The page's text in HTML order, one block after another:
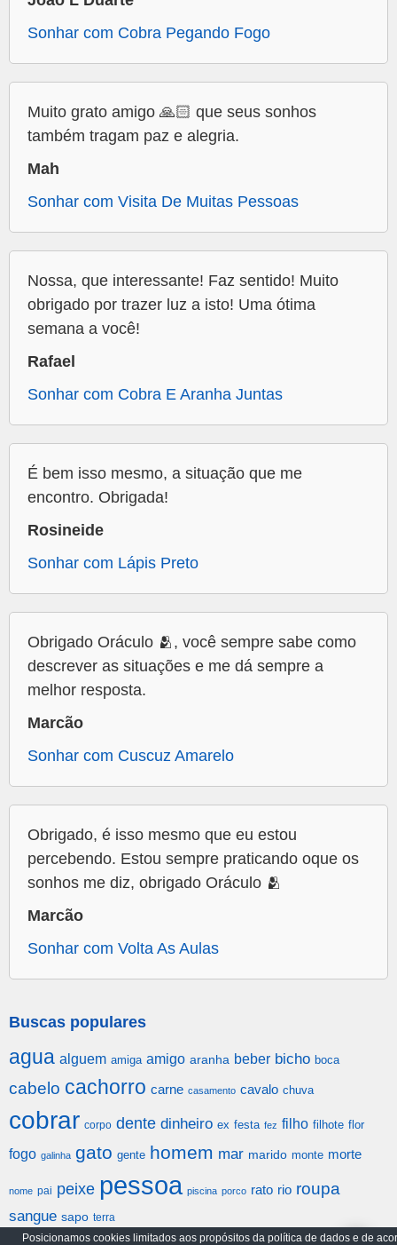
Sonhar com Cobra Pegando Fogo
Muito grato amigo 🙏🏻 que seus sonhos
também tragam paz e alegria.
Mah
Sonhar com Visita De Muitas Pessoas
Nossa, que interessante! Faz sentido! Muito
obrigado por trazer luz a isto! Uma ótima
semana a você!
Rafael
Sonhar com Cobra E Aranha Juntas
É bem isso mesmo, a situação que me
encontro. Obrigada!
Rosineide
Sonhar com Lápis Preto
Obrigado Oráculo 🫂, você sempre sabe como
descrever as situações e me dá sempre a
melhor resposta.
Marcão
Sonhar com Cuscuz Amarelo
Obrigado, é isso mesmo que eu estou
percebendo. Estou sempre praticando oque os
sonhos me diz, obrigado Oráculo 🫂
Marcão
Sonhar com Volta As Aulas
Buscas populares
agua alguem amiga amigo aranha beber bicho boca
cabelo cachorro carne casamento cavalo chuva
cobrar corpo dente dinheiro ex festa fez filho filhote flor
fogo galinha gato gente homem mar marido monte morte
nome pai peixe pessoa piscina porco rato rio roupa
sangue sapo terra
Posicionamos cookies limitados aos propósitos da política de dados e de